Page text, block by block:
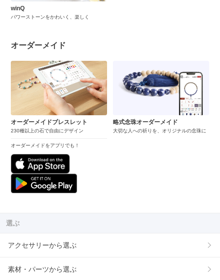
winQ
パワーストーンをかわいく、楽しく
オーダーメイド
オーダーメイドブレスレット
230種以上の石で自由にデザイン
オーダーメイドをアプリでも！
略式念珠オーダーメイド
大切な人への祈りを、オリジナルの念珠に
選ぶ
アクセサリーから選ぶ
素材・パーツから選ぶ